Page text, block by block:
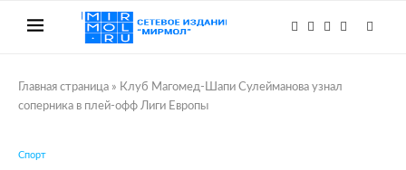
Главная страница » Клуб Магомед-Шапи Сулейманова узнал
соперника в плей-офф Лиги Европы
Спорт